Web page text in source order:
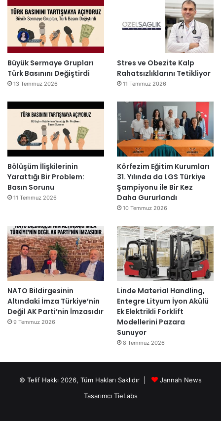
Büyük Sermaye Grupları
Türk Basınını Değiştirdi
13 Temmuz 2026
Stres ve Obezite Kalp
Rahatsızlıklarını Tetikliyor
11 Temmuz 2026
Bölüşüm İlişkilerinin
Yarattığı Bir Problem:
Basın Sorunu
11 Temmuz 2026
Körfezim Eğitim Kurumları
31. Yılında da LGS Türkiye
Şampiyonu ile Bir Kez
Daha Gururlandı
10 Temmuz 2026
NATO Bildirgesinin
Altındaki İmza Türkiye’nin
Değil AK Parti’nin İmzasıdır
9 Temmuz 2026
Linde Material Handling,
Entegre Lityum İyon Akülü
Ek Elektrikli Forklift
Modellerini Pazara
Sunuyor
8 Temmuz 2026
© Telif Hakkı 2026, Tüm Hakları Saklıdır |
Jannah News
Tasarımcı TieLabs